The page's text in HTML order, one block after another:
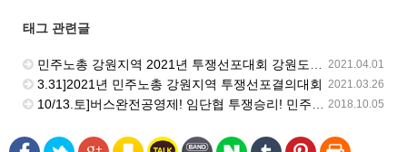
태그 관련글
2021.04.01
민주노총 강원지역 2021년 투쟁선포대회 강원도청 앞에서 진행
2021.03.26
3.31]2021년 민주노총 강원지역 투쟁선포결의대회
2018.10.05
10/13.토]버스완전공영제! 임단협 투쟁승리! 민주노총 강원지역본부 결의대회